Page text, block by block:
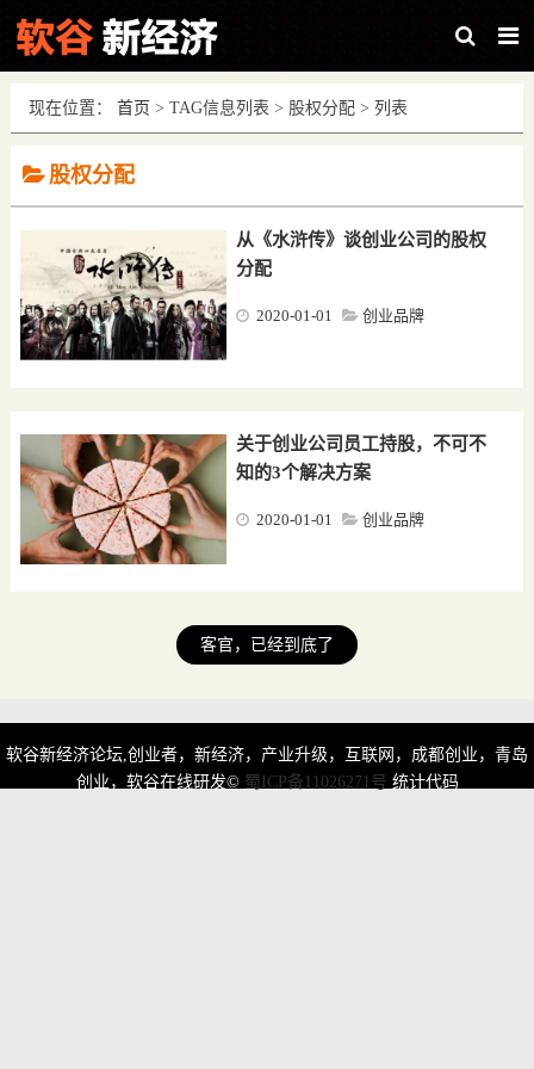
现在位置： 首页 > TAG信息列表 > 股权分配 > 列表
股权分配
从《水浒传》谈创业公司的股权
分配
创业品牌
2020-01-01
关于创业公司员工持股，不可不
知的3个解决方案
创业品牌
2020-01-01
客官，已经到底了
软谷新经济论坛,创业者，新经济，产业升级，互联网，成都创业，青岛
创业，软谷在线研发© 蜀ICP备11026271号 统计代码